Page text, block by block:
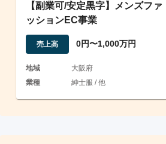
【副業可/安定黒字】メンズファ
ッションEC事業
売上高 0円〜1,000万円
地域
大阪府
業種
紳士服 / 他